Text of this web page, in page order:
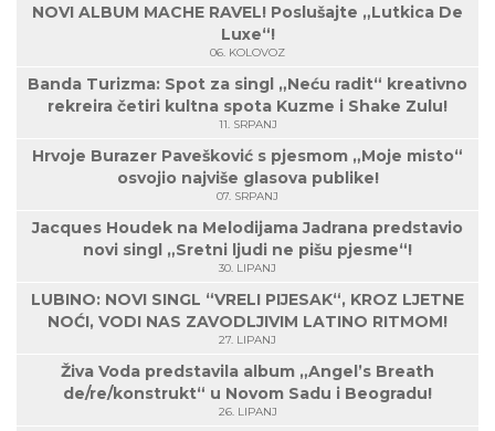
NOVI ALBUM MACHE RAVEL! Poslušajte „Lutkica De
Luxe“!
06. KOLOVOZ
Banda Turizma: Spot za singl „Neću radit“ kreativno
rekreira četiri kultna spota Kuzme i Shake Zulu!
11. SRPANJ
Hrvoje Burazer Pavešković s pjesmom „Moje misto“
osvojio najviše glasova publike!
07. SRPANJ
Jacques Houdek na Melodijama Jadrana predstavio
novi singl „Sretni ljudi ne pišu pjesme“!
30. LIPANJ
LUBINO: NOVI SINGL “VRELI PIJESAK“, KROZ LJETNE
NOĆI, VODI NAS ZAVODLJIVIM LATINO RITMOM!
27. LIPANJ
Živa Voda predstavila album „Angel’s Breath
de/re/konstrukt“ u Novom Sadu i Beogradu!
26. LIPANJ